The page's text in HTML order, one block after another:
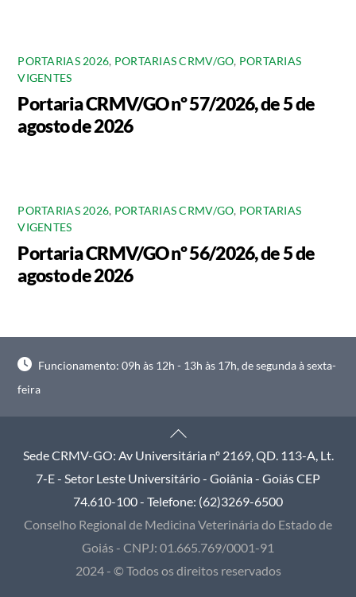
PORTARIAS 2026, PORTARIAS CRMV/GO, PORTARIAS
VIGENTES
Portaria CRMV/GO nº 57/2026, de 5 de
agosto de 2026
PORTARIAS 2026, PORTARIAS CRMV/GO, PORTARIAS
VIGENTES
Portaria CRMV/GO nº 56/2026, de 5 de
agosto de 2026
Funcionamento: 09h às 12h - 13h às 17h, de segunda à sexta-
feira
Back
To
Top
Sede CRMV-GO: Av Universitária nº 2169, QD. 113-A, Lt.
7-E - Setor Leste Universitário - Goiânia - Goiás CEP
74.610-100 - Telefone: (62)3269-6500
Conselho Regional de Medicina Veterinária do Estado de
Goiás - CNPJ: 01.665.769/0001-91
2024 - © Todos os direitos reservados